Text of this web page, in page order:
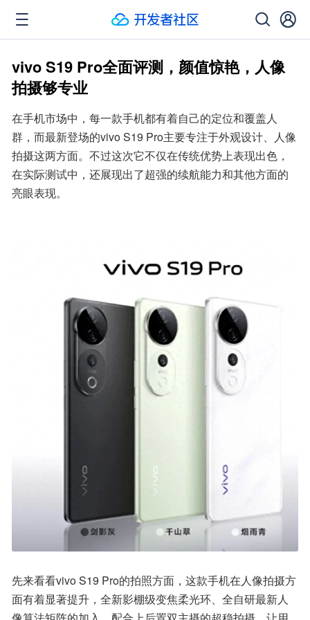
vivo S19 Pro全面评测，颜值惊艳，人像
拍摄够专业
在手机市场中，每一款手机都有着自己的定位和覆盖人
群，而最新登场的vivo S19 Pro主要专注于外观设计、人像
拍摄这两方面。不过这次它不仅在传统优势上表现出色，
在实际测试中，还展现出了超强的续航能力和其他方面的
亮眼表现。
先来看看vivo S19 Pro的拍照方面，这款手机在人像拍摄方
面有着显著提升，全新影棚级变焦柔光环、全自研最新人